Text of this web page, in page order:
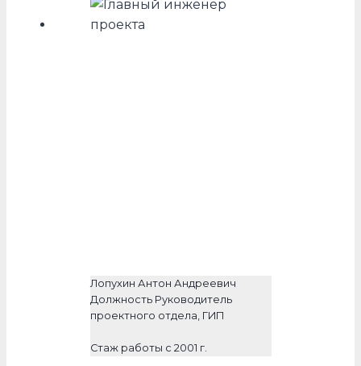
Лопухин Антон Андреевич
Должность Руководитель
проектного отдела, ГИП
Стаж работы с 2001 г.